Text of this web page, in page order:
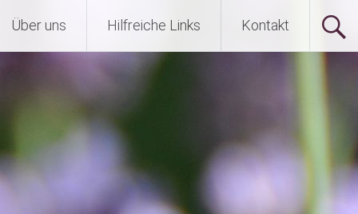
Über uns Hilfreiche Links Kontakt